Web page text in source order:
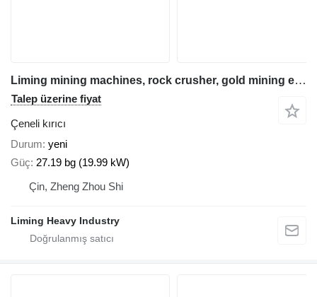
Liming mining machines, rock crusher, gold mining equipment, Mine Mill
Talep üzerine fiyat
Çeneli kırıcı
Durum yeni
Güç 27.19 bg (19.99 kW)
Çin, Zheng Zhou Shi
Liming Heavy Industry